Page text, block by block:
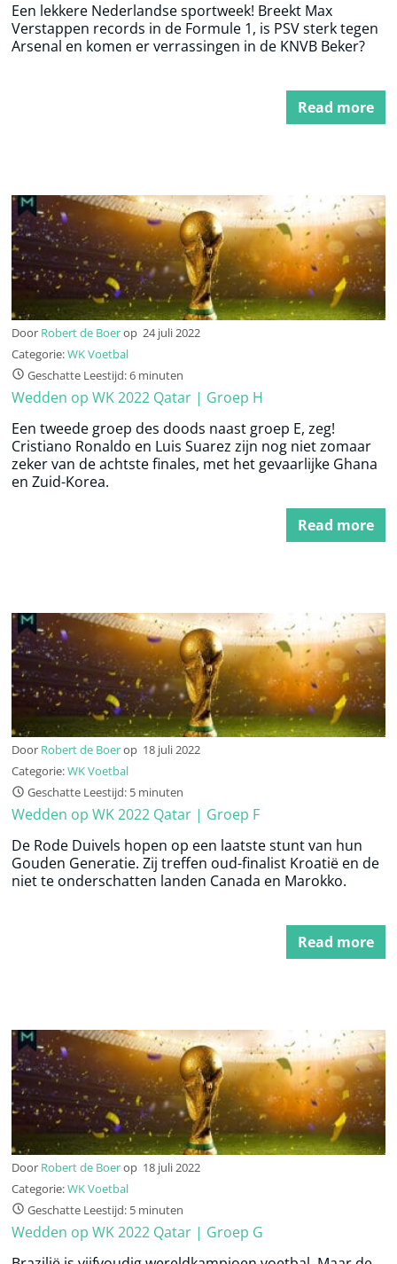
Een lekkere Nederlandse sportweek! Breekt Max
Verstappen records in de Formule 1, is PSV sterk tegen
Arsenal en komen er verrassingen in de KNVB Beker?
Read more
Door Robert de Boerop 24 juli 2022
Categorie:WK Voetbal
Geschatte Leestijd: 6 minuten
Wedden op WK 2022 Qatar | Groep H
Een tweede groep des doods naast groep E, zeg!
Cristiano Ronaldo en Luis Suarez zijn nog niet zomaar
zeker van de achtste finales, met het gevaarlijke Ghana
en Zuid-Korea.
Read more
Door Robert de Boerop 18 juli 2022
Categorie:WK Voetbal
Geschatte Leestijd: 5 minuten
Wedden op WK 2022 Qatar | Groep F
De Rode Duivels hopen op een laatste stunt van hun
Gouden Generatie. Zij treffen oud-finalist Kroatië en de
niet te onderschatten landen Canada en Marokko.
Read more
Door Robert de Boerop 18 juli 2022
Categorie:WK Voetbal
Geschatte Leestijd: 5 minuten
Wedden op WK 2022 Qatar | Groep G